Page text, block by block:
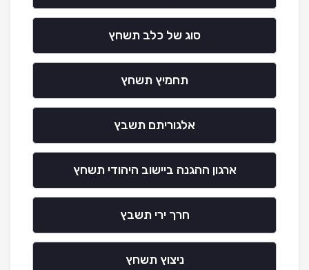
סוג של כלב תשחץ
תחמיץ תשחץ
אלגוריתם תשבץ
ארגון ההגנה ביישוב היהודי תשחץ
חרך ירי תשבץ
ניצוץ תשחץ